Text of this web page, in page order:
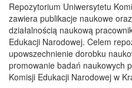
Repozytorium Uniwersytetu
zawiera publikacje naukowe
działalnością naukową
Edukacji Narodowej. Celem
upowszechnienie dorobku
promowanie badań naukowych
Komisji Edukacji Narodowej w